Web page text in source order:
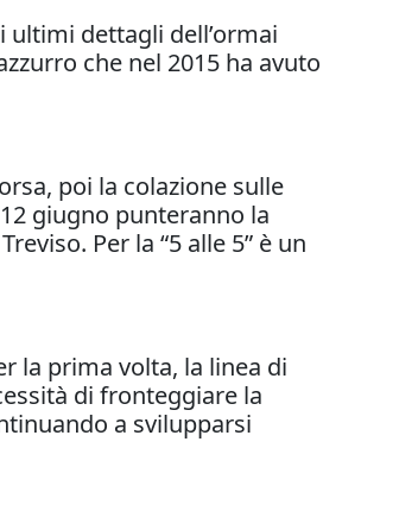
ultimi dettagli dell’ormai
che nel 2015 ha avuto
poi la colazione sulle
giugno punteranno la
Per la “5 alle 5” è un
la prima volta, la linea di
di fronteggiare la
a svilupparsi